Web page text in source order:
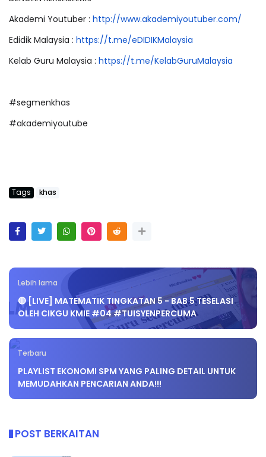
Akademi Youtuber : http://www.akademiyoutuber.com/
Edidik Malaysia : https://t.me/eDIDIKMalaysia
Kelab Guru Malaysia : https://t.me/KelabGuruMalaysia
#segmenkhas
#akademiyoutube
Tags khas
Lebih lama
🔴 [LIVE] MATEMATIK TINGKATAN 5 - BAB 5 TESELASI
OLEH CIKGU KMIE #04 #TUISYENPERCUMA
Terbaru
PLAYLIST EKONOMI SPM YANG PALING DETAIL UNTUK
MEMUDAHKAN PENCARIAN ANDA!!!
POST BERKAITAN